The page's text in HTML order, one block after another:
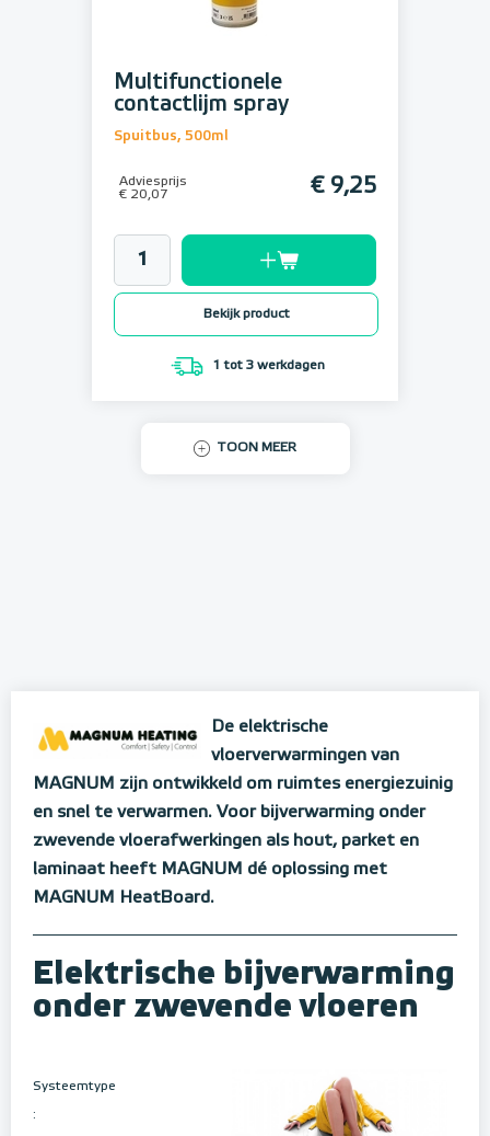
Multifunctionele
contactlijm spray
Spuitbus, 500ml
Adviesprijs
€ 20,07
€ 9,25
Bekijk product
1 tot 3 werkdagen
TOON MEER
De elektrische
vloerverwarmingen van
MAGNUM zijn ontwikkeld om ruimtes energiezuinig
en snel te verwarmen. Voor bijverwarming onder
zwevende vloerafwerkingen als hout, parket en
laminaat heeft MAGNUM dé oplossing met
MAGNUM HeatBoard.
Elektrische bijverwarming
onder zwevende vloeren
Systeemtype
: